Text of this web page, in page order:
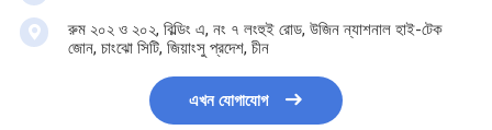
রুম ২০২ ও ২০২, বিল্ডিং এ, নং ৭ লংহুই রোড, উজিন ন্যাশনাল হাই-টেক
জোন, চাংঝো সিটি, জিয়াংসু প্রদেশ, চীন
এখন যোগাযোগ